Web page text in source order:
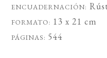
ENCUADERNACIÓN:
FORMATO: 13 x 21 cm
PÁGINAS: 544